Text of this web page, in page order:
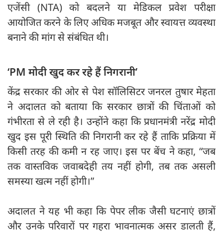
एजेंसी (NTA) को बदलने या मेडिकल प्रवेश परीक्षा
आयोजित करने के लिए अधिक मजबूत और स्वायत्त व्यवस्था
बनाने की मांग से संबंधित थी।
‘PM मोदी खुद कर रहे हैं निगरानी’
केंद्र सरकार की ओर से पेश सॉलिसिटर जनरल तुषार मेहता
ने अदालत को बताया कि सरकार छात्रों की चिंताओं को
गंभीरता से ले रही है। उन्होंने कहा कि प्रधानमंत्री नरेंद्र मोदी
खुद इस पूरी स्थिति की निगरानी कर रहे हैं ताकि प्रक्रिया में
किसी तरह की कमी न रह जाए। इस पर बेंच ने कहा, “जब
तक वास्तविक जवाबदेही तय नहीं होगी, तब तक असली
समस्या खत्म नहीं होगी।”
अदालत ने यह भी कहा कि पेपर लीक जैसी घटनाएं छात्रों
और उनके परिवारों पर गहरा भावनात्मक असर डालती हैं,